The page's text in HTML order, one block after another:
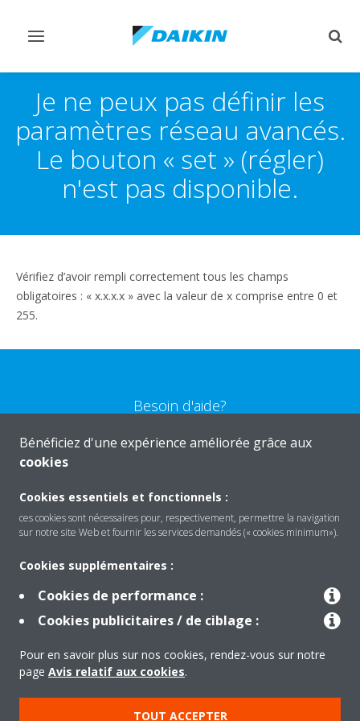
Afficher/masquer
Je ne peux pas définir les
paramètres réseau avancés.
Le bouton « set » (régler)
n'est pas disponible.
Vérifiez d’avoir rempli correctement tous les champs
obligatoires : « x.x.x.x » avec la valeur de x comprise entre 0 et
255.
Besoin d'aide?
CONTACTEZ-NOUS
Solutions
À propos de Daikin
Bénéficiez d'une expérience améliorée grâce aux
cookies
Cookies essentiels et fonctionnels :
ces cookies sont nécessaires pour, respectivement, permettre la navigation
sur notre site Web et fournir les services demandés (« cookies minimum»).
Cookies supplémentaires :
Cookies de performance :
Cookies publicitaires / de ciblage :
Pour en savoir plus sur nos cookies, rendez-vous sur notre
page Avis relatif aux cookies.
TOUT ACCEPTER